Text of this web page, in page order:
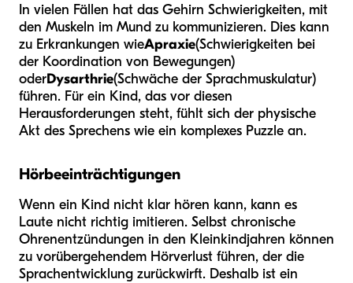
In vielen Fällen hat das Gehirn Schwierigkeiten, mit
den Muskeln im Mund zu kommunizieren. Dies kann
zu Erkrankungen wieApraxie(Schwierigkeiten bei
der Koordination von Bewegungen)
oderDysarthrie(Schwäche der Sprachmuskulatur)
führen. Für ein Kind, das vor diesen
Herausforderungen steht, fühlt sich der physische
Akt des Sprechens wie ein komplexes Puzzle an.
Hörbeeinträchtigungen
Wenn ein Kind nicht klar hören kann, kann es
Laute nicht richtig imitieren. Selbst chronische
Ohrenentzündungen in den Kleinkindjahren können
zu vorübergehendem Hörverlust führen, der die
Sprachentwicklung zurückwirft. Deshalb ist ein